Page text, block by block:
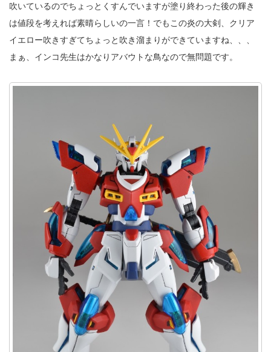
吹いているのでちょっとくすんでいますが塗り終わった後の輝き
は値段を考えれば素晴らしいの一言！でもこの炎の大剣、クリア
イエロー吹きすぎてちょっと吹き溜まりができていますね、、、
まぁ、インコ先生はかなりアバウトな鳥なので無問題です。